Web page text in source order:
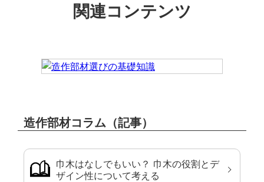
関連コンテンツ
造作部材コラム（記事）
巾木はなしでもいい？ 巾木の役割とデ
ザイン性について考える